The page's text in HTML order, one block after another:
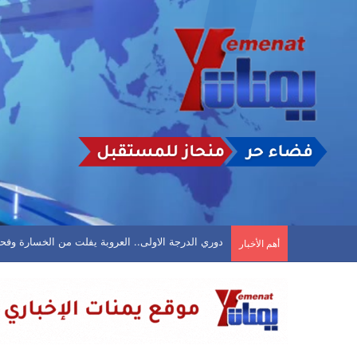
أهم الأخبار عدن.. تعيينات وترقيات عسكرية وأمنية في القوات